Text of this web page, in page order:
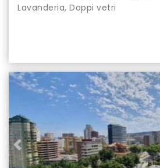
Lavanderia, Doppi vetri
Previous